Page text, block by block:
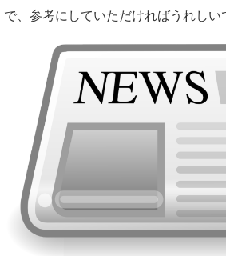
で、参考にしていただければうれしい